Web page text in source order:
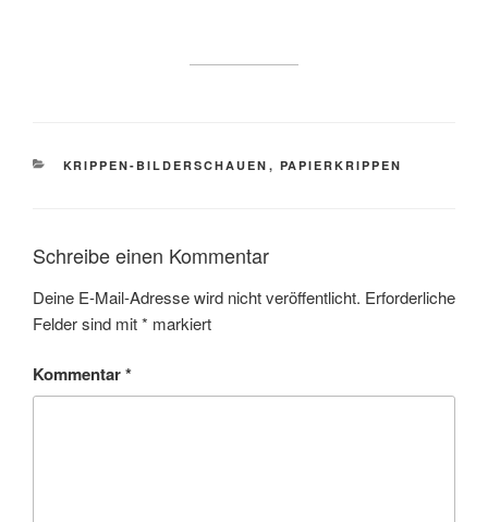
KATEGORIEN
KRIPPEN-BILDERSCHAUEN , PAPIERKRIPPEN
Schreibe einen Kommentar
Deine E-Mail-Adresse wird nicht veröffentlicht. Erforderliche
Felder sind mit* markiert
Kommentar*